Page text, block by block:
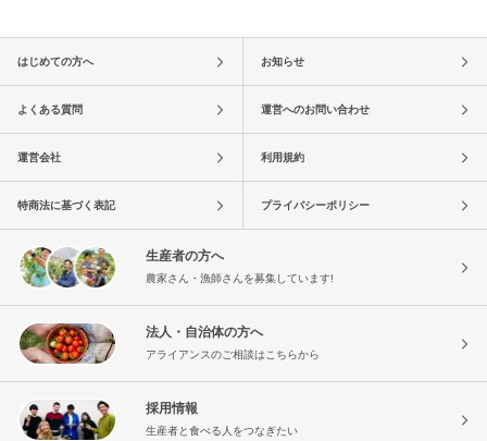
はじめての方へ お知らせ
よくある質問 運営へのお問い合わせ
運営会社 利用規約
特商法に基づく表記 プライバシーポリシー
生産者の方へ
農家さん・漁師さんを募集しています!
法人・自治体の方へ
アライアンスのご相談はこちらから
採用情報
生産者と食べる人をつなぎたい